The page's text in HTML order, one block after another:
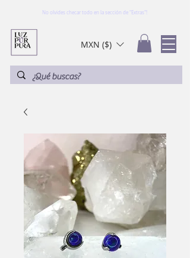
No olvides checar todo en la sección de "Extras"!
MXN ($)